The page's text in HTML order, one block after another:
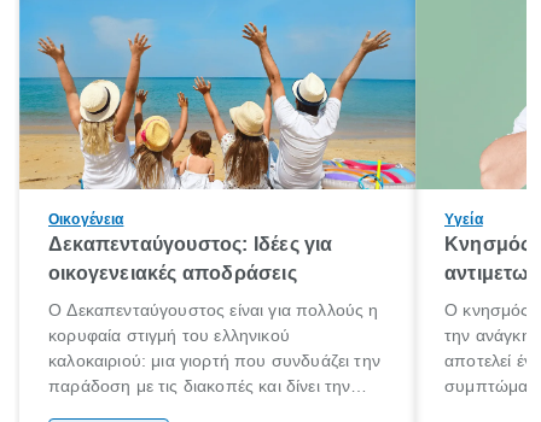
Οικογένεια
Δεκαπενταύγουστος: Ιδέες για
οικογενειακές αποδράσεις
Ο Δεκαπενταύγουστος είναι για πολλούς η
κορυφαία στιγμή του ελληνικού
καλοκαιριού: μια γιορτή που συνδυάζει την
παράδοση με τις διακοπές και δίνει την
Υγεία
Κνησμός:
Ο κνησμός
την ανάγκη
αποτελεί